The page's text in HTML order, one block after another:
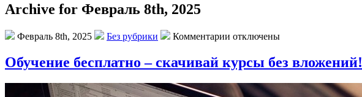
Archive for Февраль 8th, 2025
Февраль 8th, 2025 Без рубрики Комментарии отключены
Обучение бесплатно – скачивай курсы без вложений!